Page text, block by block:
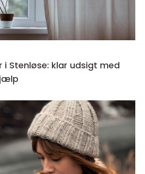
i Stenløse: klar udsigt med